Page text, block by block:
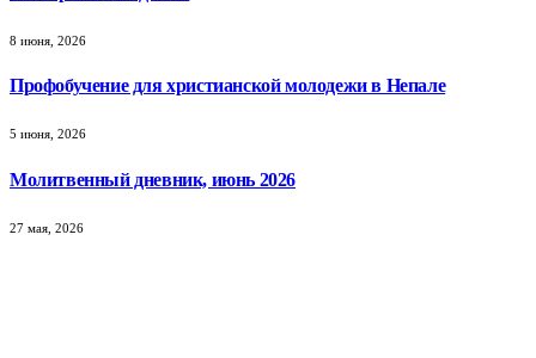
8 июня, 2026
Профобучение для христианской молодежи в Непале
5 июня, 2026
Молитвенный дневник, июнь 2026
27 мая, 2026